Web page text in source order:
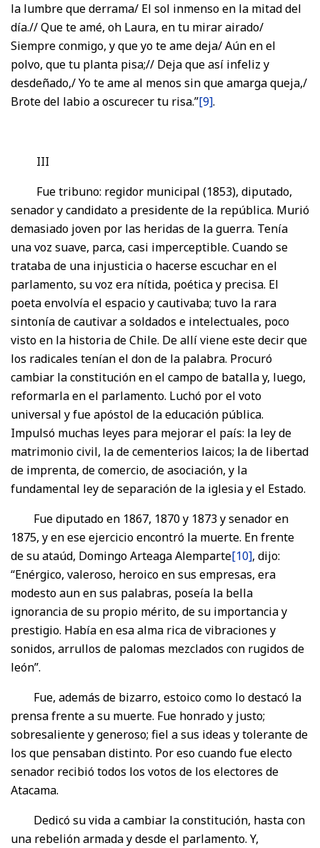
la lumbre que derrama/ El sol inmenso en la mitad del
día.// Que te amé, oh Laura, en tu mirar airado/
Siempre conmigo, y que yo te ame deja/ Aún en el
polvo, que tu planta pisa;// Deja que así infeliz y
desdeñado,/ Yo te ame al menos sin que amarga queja,/
Brote del labio a oscurecer tu risa.”[9].
III
Fue tribuno: regidor municipal (1853), diputado,
senador y candidato a presidente de la república. Murió
demasiado joven por las heridas de la guerra. Tenía
una voz suave, parca, casi imperceptible. Cuando se
trataba de una injusticia o hacerse escuchar en el
parlamento, su voz era nítida, poética y precisa. El
poeta envolvía el espacio y cautivaba; tuvo la rara
sintonía de cautivar a soldados e intelectuales, poco
visto en la historia de Chile. De allí viene este decir que
los radicales tenían el don de la palabra. Procuró
cambiar la constitución en el campo de batalla y, luego,
reformarla en el parlamento. Luchó por el voto
universal y fue apóstol de la educación pública.
Impulsó muchas leyes para mejorar el país: la ley de
matrimonio civil, la de cementerios laicos; la de libertad
de imprenta, de comercio, de asociación, y la
fundamental ley de separación de la iglesia y el Estado.
Fue diputado en 1867, 1870 y 1873 y senador en
1875, y en ese ejercicio encontró la muerte. En frente
de su ataúd, Domingo Arteaga Alemparte[10], dijo:
“Enérgico, valeroso, heroico en sus empresas, era
modesto aun en sus palabras, poseía la bella
ignorancia de su propio mérito, de su importancia y
prestigio. Había en esa alma rica de vibraciones y
sonidos, arrullos de palomas mezclados con rugidos de
león”.
Fue, además de bizarro, estoico como lo destacó la
prensa frente a su muerte. Fue honrado y justo;
sobresaliente y generoso; fiel a sus ideas y tolerante de
los que pensaban distinto. Por eso cuando fue electo
senador recibió todos los votos de los electores de
Atacama.
Dedicó su vida a cambiar la constitución, hasta con
una rebelión armada y desde el parlamento. Y,